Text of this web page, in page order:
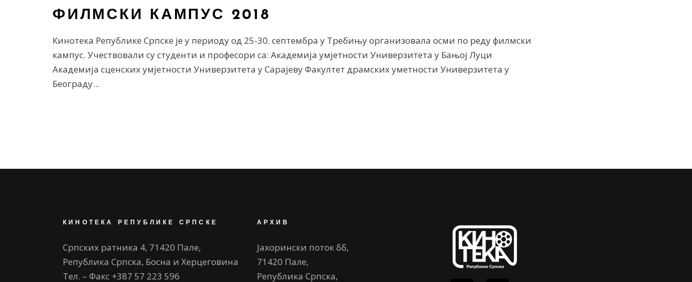
ФИЛМСКИ КАМПУС 2018
Кинотека Републике Српске је у периоду од 25-30. септембра у Требињу организовала осми по реду филмски
кампус. Учествовали су студенти и професори са: Академија умјетности Универзитета у Бањој Луци
Академија сценских умјетности Универзитета у Сарајеву Факултет драмских уметности Универзитета у
Београду
КИНОТЕКА РЕПУБЛИКЕ СРПСКЕ
Српских ратника 4, 71420 Пале,
Република Српска, Босна и Херцеговина
Тел. – Факс +387 57 223 596
АРХИВ
Јахорински поток бб,
71420 Пале,
Република Српска,